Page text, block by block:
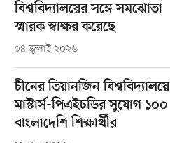
বিশ্ববিদ্যালয়ের সঙ্গে সমঝোতা
স্মারক স্বাক্ষর করেছে
০৪ জুলাই ২০২৬
চীনের তিয়ানজিন বিশ্ববিদ্যালয়ে
মাস্টার্স-পিএইচডির সুযোগ ১০০
বাংলাদেশি শিক্ষার্থীর